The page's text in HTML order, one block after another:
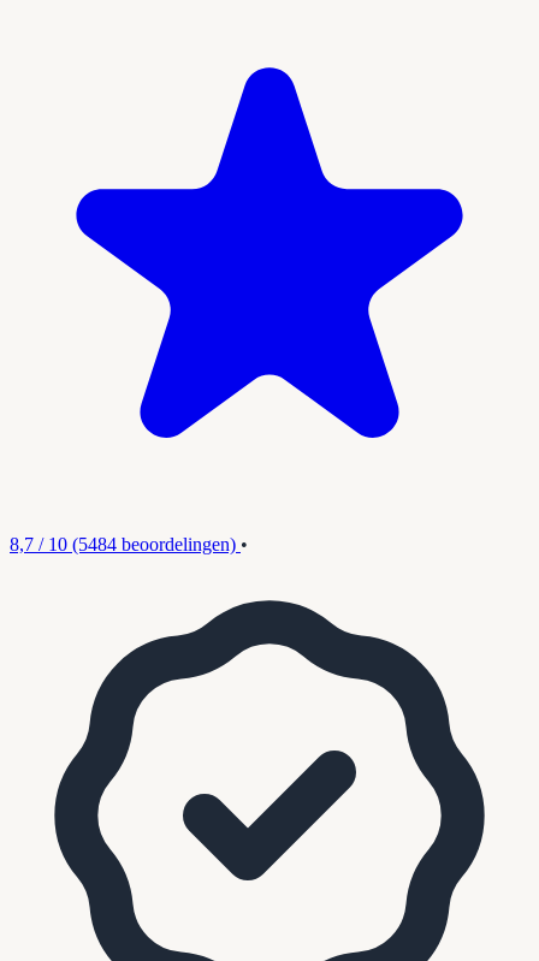
8,7 / 10 (5484 beoordelingen) •